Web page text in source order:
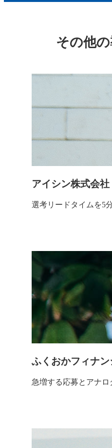
その他
アイシン株式会社
選考リードタイムを5
ふくおかフィナ
急増する応募とアナ